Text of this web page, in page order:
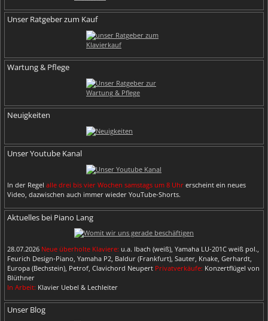
Unser Ratgeber zum Kauf
Wartung & Pflege
Neuigkeiten
Unser Youtube Kanal
In der Regel alle drei bis vier Wochen samstags um 8 Uhr erscheint ein neues
Video, dazwischen auch immer wieder YouTube-Shorts.
Aktuelles bei Piano Lang
28.07.2026 Neue überholte Klaviere: u.a. Ibach (weiß), Yamaha LU-201C weiß pol.,
Feurich Design-Piano, Yamaha P2, Baldur (Frankfurt), Sauter, Knake, Gerhardt,
Europa (Bechstein), Petrof, Clavichord Neupert Privatverkäufe: Konzertflügel von
Blüthner
In Arbeit: Klavier Uebel & Lechleiter
Unser Blog